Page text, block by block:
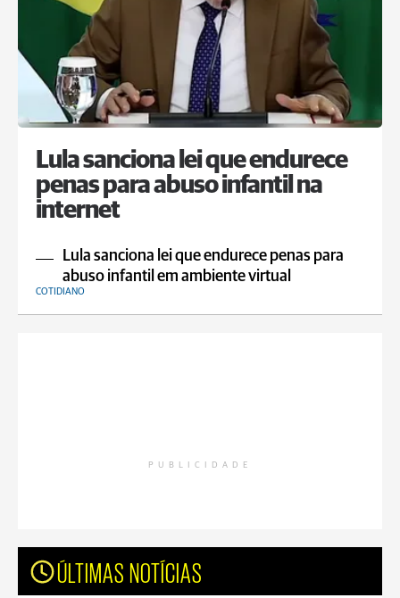
Lula sanciona lei que endurece
penas para abuso infantil na
internet
Lula sanciona lei que endurece penas para
abuso infantil em ambiente virtual
COTIDIANO
PUBLICIDADE
ÚLTIMAS NOTÍCIAS